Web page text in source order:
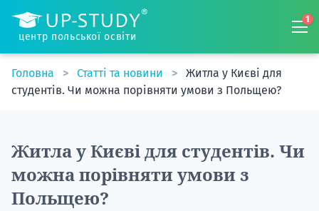
центр польської освіти
1
Головна Статті та новини
Житла у Києві для
студентів. Чи можна порівняти умови з Польщею?
Житла у Києві для студентів. Чи
можна порівняти умови з
Польщею?